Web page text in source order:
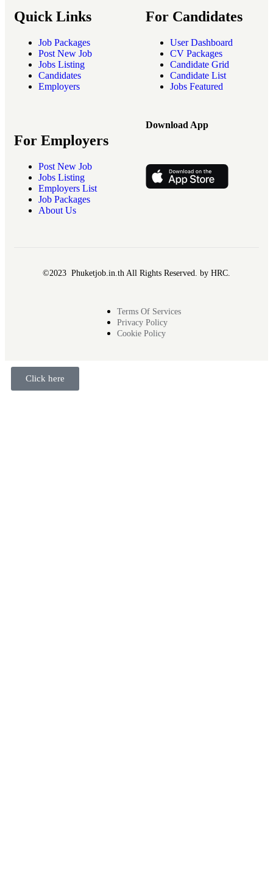
Quick Links
Job Packages
Post New Job
Jobs Listing
Candidates
Employers
For Candidates
User Dashboard
CV Packages
Candidate Grid
Candidate List
Jobs Featured
For Employers
Post New Job
Jobs Listing
Employers List
Job Packages
About Us
Download App
©2023 Phuketjob.in.th All Rights Reserved. by HRC.
Terms Of Services
Privacy Policy
Cookie Policy
Click here